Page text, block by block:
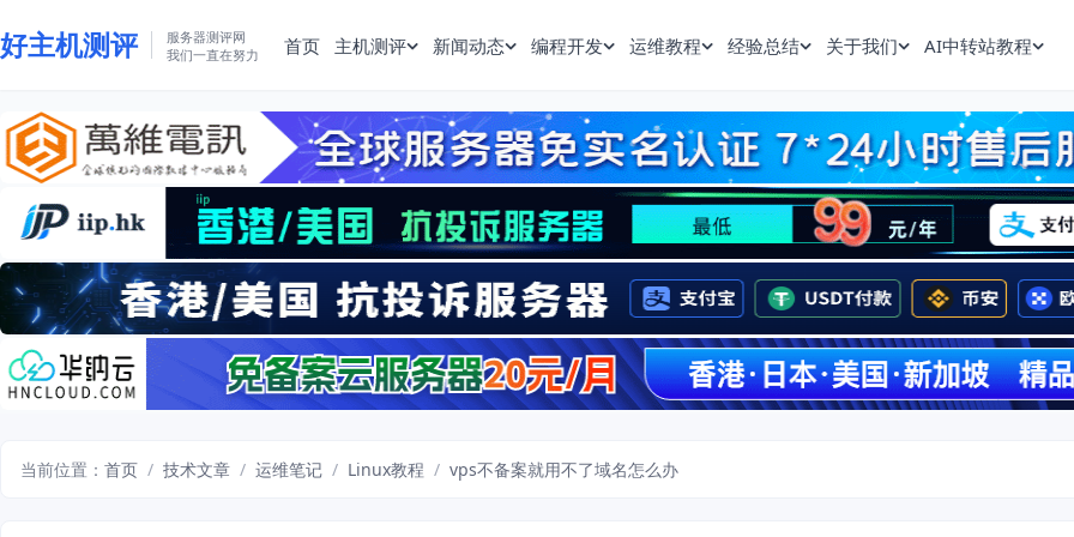
好主机测评
服务器测评网
我们一直在努力
首页 主机测评 新闻动态 编程开发 运维教程 经验总结 关于我们 AI中转站教程
当前位置： 首页 / 技术文章 / 运维笔记 / Linux教程 / vps不备案就用不了域名怎么办